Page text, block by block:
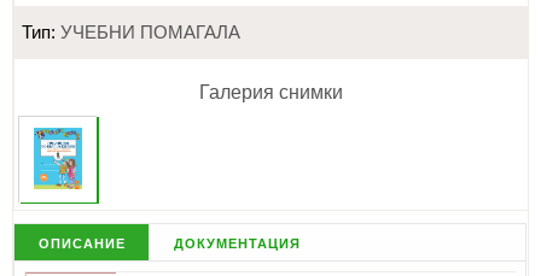
Тип: УЧЕБНИ ПОМАГАЛА
Галерия снимки
описание документация